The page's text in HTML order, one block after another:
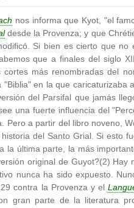
nos informa que Kyot, "el
desde la Provenza; y que
Si bien es cierto que no
que a finales del siglo
cortes más renombradas del
en la que caricaturizaba
del Parsifal que jamás
una fuerte influencia del
Pero a partir del libro noveno,
del Santo Grial. Si esto
la última parte, la más
original de Guyot?(2)
nunca ha sido expuesto.
contra la Provenza y el
gran parte de la literatura